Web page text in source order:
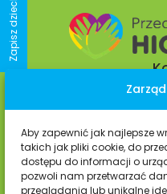
Aby zapewnić jak najlepsze
takich jak pliki cookie, do
dostępu do informacji o
pozwoli nam przetwarzać
przeglądania lub unikalne
Zapisz dziecko
os.
31-